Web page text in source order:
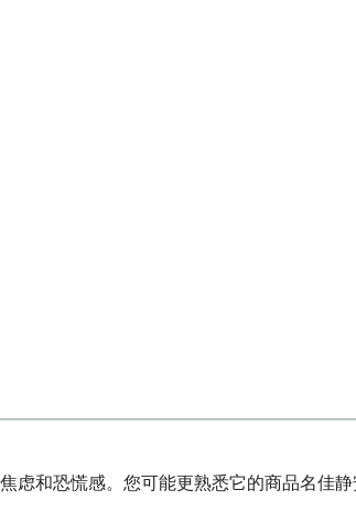
虑和恐慌感。您可能更熟悉它的商品名佳